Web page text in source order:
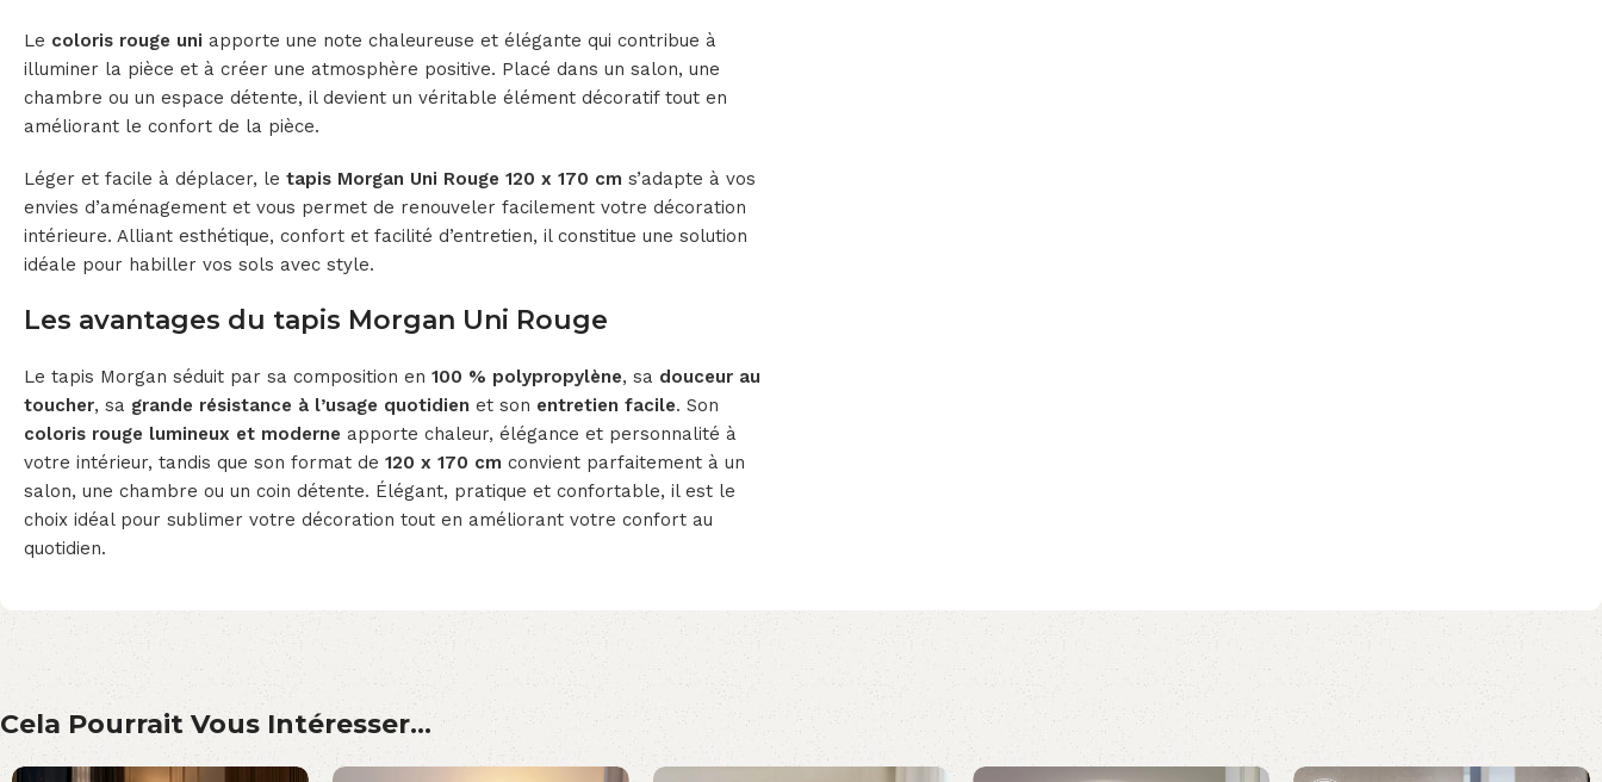
Le coloris rouge uni apporte une note chaleureuse et élégante qui contribue à
illuminer la pièce et à créer une atmosphère positive. Placé dans un salon, une
chambre ou un espace détente, il devient un véritable élément décoratif tout en
améliorant le confort de la pièce.
Léger et facile à déplacer, le tapis Morgan Uni Rouge 120 x 170 cm s’adapte à vos
envies d’aménagement et vous permet de renouveler facilement votre décoration
intérieure. Alliant esthétique, confort et facilité d’entretien, il constitue une solution
idéale pour habiller vos sols avec style.
Les avantages du tapis Morgan Uni Rouge
Le tapis Morgan séduit par sa composition en 100 % polypropylène, sa douceur au
toucher, sa grande résistance à l’usage quotidien et son entretien facile. Son
coloris rouge lumineux et moderne apporte chaleur, élégance et personnalité à
votre intérieur, tandis que son format de 120 x 170 cm convient parfaitement à un
salon, une chambre ou un coin détente. Élégant, pratique et confortable, il est le
choix idéal pour sublimer votre décoration tout en améliorant votre confort au
quotidien.
Cela Pourrait Vous Intéresser...